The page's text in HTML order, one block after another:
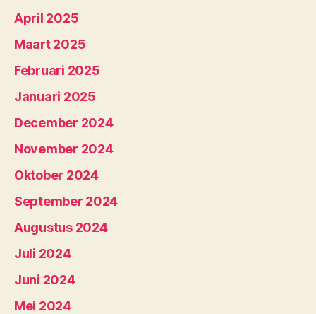
April 2025
Maart 2025
Februari 2025
Januari 2025
December 2024
November 2024
Oktober 2024
September 2024
Augustus 2024
Juli 2024
Juni 2024
Mei 2024